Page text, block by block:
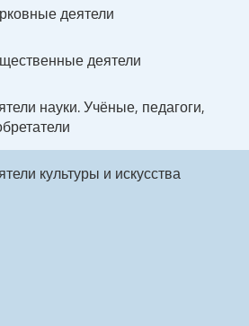
деятели
деятели
науки. Учёные, педагоги,
культуры и искусства